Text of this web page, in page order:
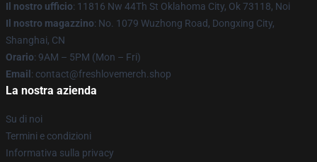
Il nostro ufficio: 11816 Nw 44Th St Oklahoma City, Ok 73118, Noi
Il nostro magazzino: No. 1079 Wuzhong Road, Dongxing City,
Shanghai, CN
Orario: 9AM – 5PM (Mon – Fri)
Email : contact@freshlovemerch.shop
La nostra azienda
Su di noi
Termini e condizioni
Informativa sulla privacy